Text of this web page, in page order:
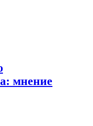
мнение